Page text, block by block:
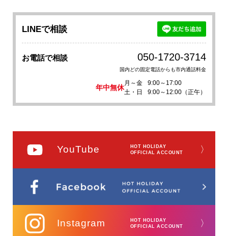
LINEで相談
お電話で相談 050-1720-3714
国内どの固定電話からも市内通話料金
年中無休
月～金
9:00～17:00
土・日
9:00～12:00（正午）
YouTube
HOT HOLIDAY
OFFICIAL ACCOUNT
〉
Instagram
HOT HOLIDAY
OFFICIAL ACCOUNT
〉